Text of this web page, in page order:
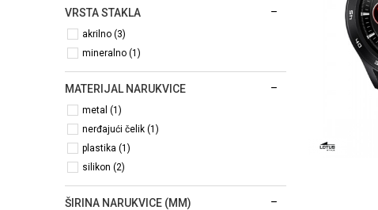
VRSTA STAKLA
akrilno (3)
mineralno (1)
MATERIJAL NARUKVICE
metal (1)
nerđajući čelik (1)
plastika (1)
silikon (2)
ŠIRINA NARUKVICE (MM)